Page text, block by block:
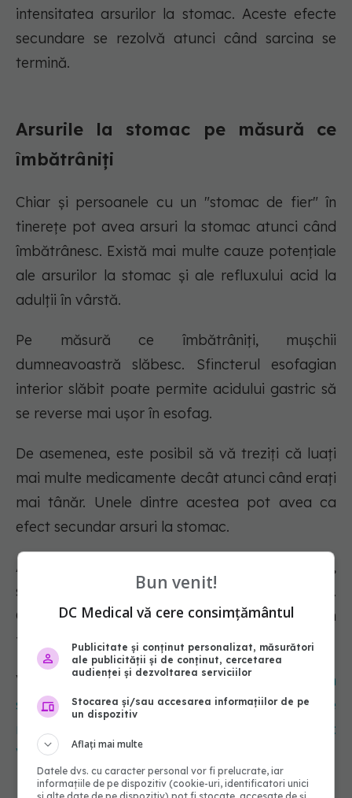
intensitatea arsurilor la stomac. Aceste efecte
secundare se rezolvă atunci când sarcina se
termină.
Arsurile la stomac pe măsură ce
îmbătrâniți
Chiar și persoanele cu un "stomac de fier" în
tinerețe pot avea arsuri la stomac atunci când
îmbătrânesc. Există mai multe cauze potențiale
ale arsurilor la stomac și ale refluxului acid la
adulții în vârstă.
Pe măsură ce îmbătrâniți, mușchii
dumneavoastră slăbesc. Sfincterul esofagian
interior slăbit poate permite acidului gastric să
se reverse mai ușor în esofag.
De asemenea, este posibil să vă treziți că luați
mai multe medicamente decât atunci când erați
mai tânăr. Unele dintre acestea pot avea ca
efect secundar arsuri la stomac.
Afecțiunile medicale, cum ar fi herniile hiatale,
sunt mai frecvente la adulții mai în vârstă.
Creșterea în greutate poate fi, de asemenea, un
factor.
Vezi și:
Teste ADN și VNTR după cutremur: cum
se fac și ce se întâmplă dacă nimeni din familie
nu te caută. Unde sunt duse victimele. Curcă:
Vor apărea resturi umane
Bun venit!
DC Medical vă cere consimțământul
Publicitate și conținut personalizat, măsurători
ale publicității și de conținut, cercetarea
audienței și dezvoltarea serviciilor
Stocarea și/sau accesarea informațiilor de pe
un dispozitiv
Aflați mai multe
Datele dvs. cu caracter personal vor fi prelucrate, iar
informațiile de pe dispozitiv (cookie-uri, identificatori unici